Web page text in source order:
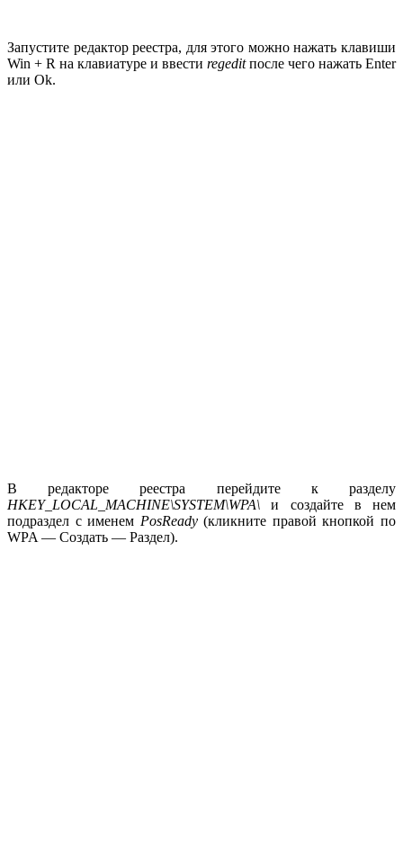
Запустите редактор реестра, для этого можно нажать клавиши
Win + R на клавиатуре и ввести regeditпосле чего нажать Enter
или Ok.
В редакторе реестра перейдите к разделу
HKEY_LOCAL_MACHINE\SYSTEM\WPA\ и создайте в нем
подраздел с именем PosReady(кликните правой кнопкой по
WPA — Создать — Раздел).